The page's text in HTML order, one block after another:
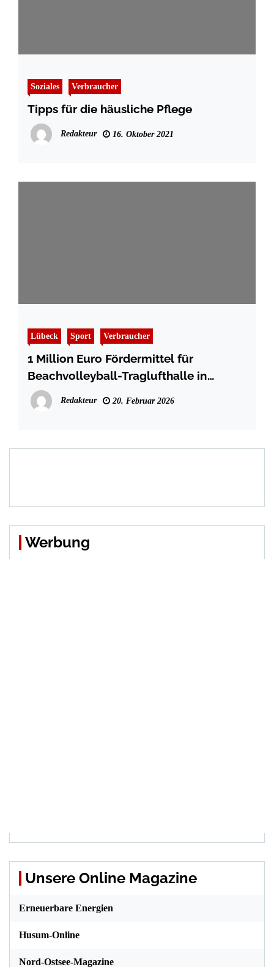
Soziales Verbraucher
Tipps für die häusliche Pflege
Redakteur 16. Oktober 2021
Lübeck Sport Verbraucher
1 Million Euro Fördermittel für
Beachvolleyball-Traglufthalle in
Lübeck
Redakteur 20. Februar 2026
Werbung
Unsere Online Magazine
Erneuerbare Energien
Husum-Online
Nord-Ostsee-Magazine